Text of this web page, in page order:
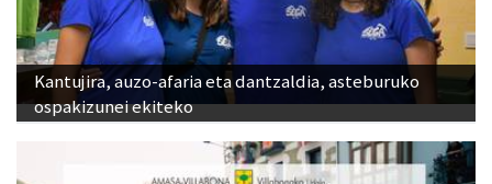
Kantujira, auzo-afaria eta dantzaldia, asteburuko
ospakizunei ekiteko